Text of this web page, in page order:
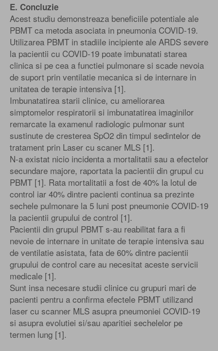
E. Concluzie
Acest studiu demonstreaza beneficiile potentiale ale
PBMT ca metoda asociata in pneumonia COVID-19.
Utilizarea PBMT in stadiile incipiente ale ARDS severe
la pacientii cu COVID-19 poate imbunatati starea
clinica si pe cea a functiei pulmonare si scade nevoia
de suport prin ventilatie mecanica si de internare in
unitatea de terapie intensiva [1].
Imbunatatirea starii clinice, cu ameliorarea
simptomelor respiratorii si imbunatatirea imaginilor
remarcate la examenul radiologic pulmonar sunt
sustinute de cresterea SpO2 din timpul sedintelor de
tratament prin Laser cu scaner MLS [1].
N-a existat nicio incidenta a mortalitatii sau a efectelor
secundare majore, raportata la pacientii din grupul cu
PBMT [1]. Rata mortalitatii a fost de 40% la lotul de
control iar 40% dintre pacienti continua sa prezinte
sechele pulmonare la 5 luni post pneumonie COVID-19
la pacientii grupului de control [1].
Pacientii din grupul PBMT s-au reabilitat fara a fi
nevoie de internare in unitate de terapie intensiva sau
de ventilatie asistata, fata de 60% dintre pacientii
grupului de control care au necesitat aceste servicii
medicale [1].
Sunt insa necesare studii clinice cu grupuri mari de
pacienti pentru a confirma efectele PBMT utilizand
laser cu scanner MLS asupra pneumoniei COVID-19
si asupra evolutiei si/sau aparitiei sechelelor pe
termen lung [1].